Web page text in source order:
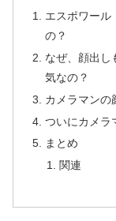
エスポワール
の？
なぜ、顔出し
気なの？
カメラマンの
ついにカメラ
まとめ
関連